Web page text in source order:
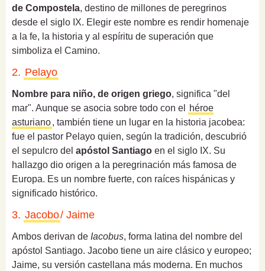
de Compostela, destino de millones de peregrinos
desde el siglo IX. Elegir este nombre es rendir homenaje
a la fe, la historia y al espíritu de superación que
simboliza el Camino.
2. Pelayo
Nombre para niño, de origen griego, significa "del
mar". Aunque se asocia sobre todo con el
héroe
asturiano, también tiene un lugar en la historia jacobea:
fue el pastor Pelayo quien, según la tradición, descubrió
el sepulcro del apóstol Santiago en el siglo IX. Su
hallazgo dio origen a la peregrinación más famosa de
Europa. Es un nombre fuerte, con raíces hispánicas y
significado histórico.
3. Jacobo/ Jaime
Ambos derivan de Iacobus, forma latina del nombre del
apóstol Santiago. Jacobo tiene un aire clásico y europeo;
Jaime, su versión castellana más moderna. En muchos